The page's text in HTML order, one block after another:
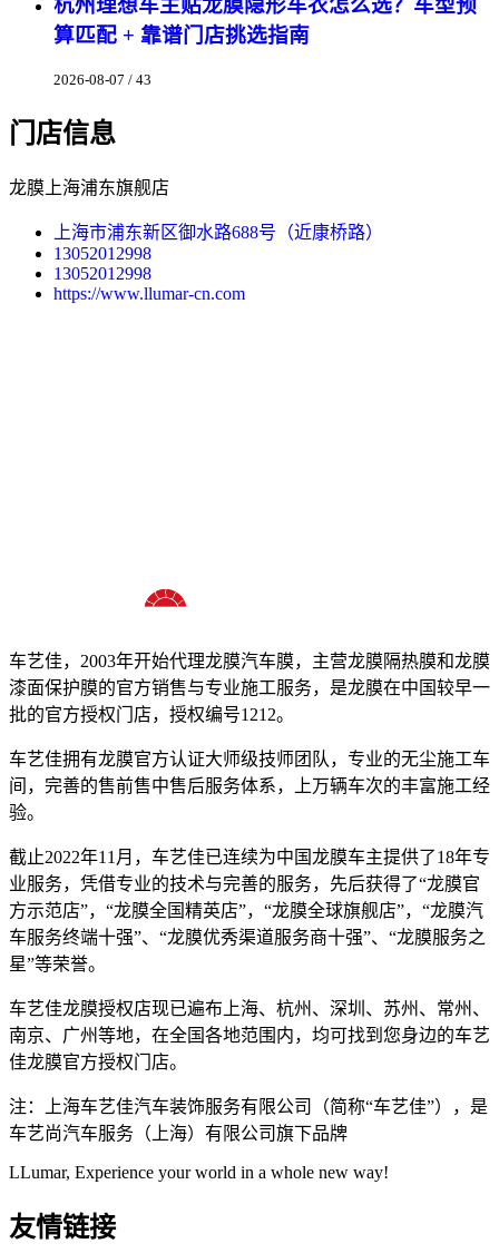
杭州理想车主贴龙膜隐形车衣怎么选？车型预
算匹配 + 靠谱门店挑选指南
2026-08-07 / 43
门店信息
龙膜上海浦东旗舰店
上海市浦东新区御水路688号（近康桥路）
13052012998
13052012998
https://www.llumar-cn.com
车艺佳，2003年开始代理龙膜汽车膜，主营龙膜隔热膜和龙膜
漆面保护膜的官方销售与专业施工服务，是龙膜在中国较早一
批的官方授权门店，授权编号1212。
车艺佳拥有龙膜官方认证大师级技师团队，专业的无尘施工车
间，完善的售前售中售后服务体系，上万辆车次的丰富施工经
验。
截止2022年11月，车艺佳已连续为中国龙膜车主提供了18年专
业服务，凭借专业的技术与完善的服务，先后获得了“龙膜官
方示范店”，“龙膜全国精英店”，“龙膜全球旗舰店”，“龙膜汽
车服务终端十强”、“龙膜优秀渠道服务商十强”、“龙膜服务之
星”等荣誉。
车艺佳龙膜授权店现已遍布上海、杭州、深圳、苏州、常州、
南京、广州等地，在全国各地范围内，均可找到您身边的车艺
佳龙膜官方授权门店。
注：上海车艺佳汽车装饰服务有限公司（简称“车艺佳”），是
车艺尚汽车服务（上海）有限公司旗下品牌
LLumar, Experience your world in a whole new way!
友情链接